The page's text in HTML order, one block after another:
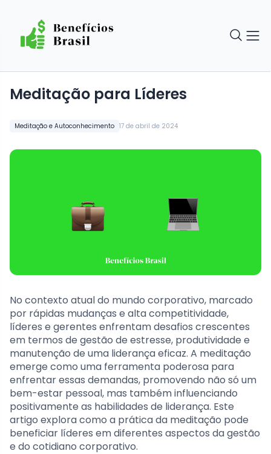
Meditação e Autoconhecimento 17 de abril de 2024
Meditação para Líderes
No contexto atual do mundo corporativo, marcado
por rápidas mudanças e alta competitividade,
líderes e gerentes enfrentam desafios crescentes
em termos de gestão de estresse, produtividade e
manutenção de uma liderança eficaz. A meditação
emerge como uma ferramenta poderosa para
enfrentar essas demandas, promovendo não só um
bem-estar pessoal, mas também influenciando
positivamente as habilidades de liderança. Este
artigo explora como a prática da meditação pode
beneficiar líderes em diferentes aspectos da gestão
e do cotidiano corporativo.